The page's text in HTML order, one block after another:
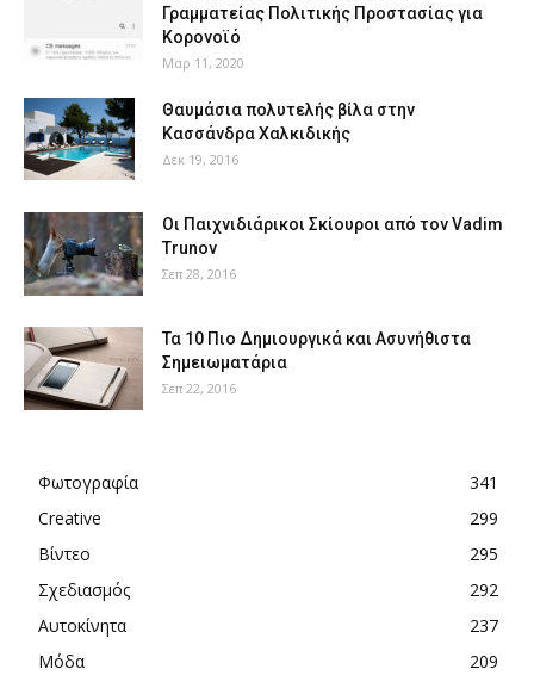
Γραμματείας Πολιτικής Προστασίας για
Κορονοϊό
Μαρ 11, 2020
Θαυμάσια πολυτελής βίλα στην
Κασσάνδρα Χαλκιδικής
Δεκ 19, 2016
Οι Παιχνιδιάρικοι Σκίουροι από τον Vadim
Trunov
Σεπ 28, 2016
Τα 10 Πιο Δημιουργικά και Ασυνήθιστα
Σημειωματάρια
Σεπ 22, 2016
Φωτογραφία
341
Creative
299
Βίντεο
295
Σχεδιασμός
292
Αυτοκίνητα
237
Μόδα
209